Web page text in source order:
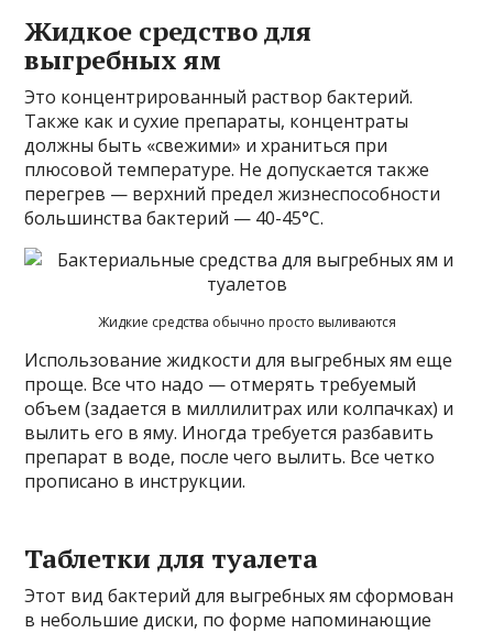
Жидкое средство для
выгребных ям
Это концентрированный раствор бактерий.
Также как и сухие препараты, концентраты
должны быть «свежими» и храниться при
плюсовой температуре. Не допускается также
перегрев — верхний предел жизнеспособности
большинства бактерий — 40-45°C.
Жидкие средства обычно просто выливаются
Использование жидкости для выгребных ям еще
проще. Все что надо — отмерять требуемый
объем (задается в миллилитрах или колпачках) и
вылить его в яму. Иногда требуется разбавить
препарат в воде, после чего вылить. Все четко
прописано в инструкции.
Таблетки для туалета
Этот вид бактерий для выгребных ям сформован
в небольшие диски, по форме напоминающие